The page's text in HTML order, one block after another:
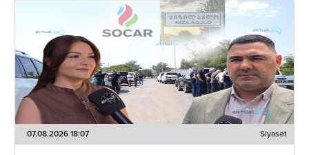
07.08.2026 18:07 Siyasət